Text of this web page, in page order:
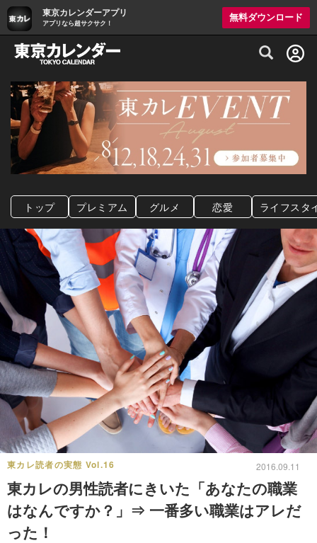
東京カレンダーアプリ
アプリなら超サクサク！
無料ダウンロード
グルメ情報・プレミアムレストラン予約
トップ プレミアム グルメ 恋愛 ライフスタ
東カレ読者の実態 Vol.16 2016.09.11
東カレの男性読者にきいた「あなたの職業
はなんですか？」⇒ 一番多い職業はアレだ
った！